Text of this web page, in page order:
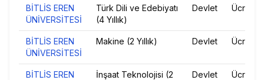
BİTLİS EREN
ÜNİVERSİTESİ
Türk Dili ve Edebiyatı
(4 Yıllık)
Devlet Ücretsiz
BİTLİS EREN
ÜNİVERSİTESİ
Makine (2 Yıllık) Devlet Ücretsiz
BİTLİS EREN
İnşaat Teknolojisi (2
Devlet Ücretsiz